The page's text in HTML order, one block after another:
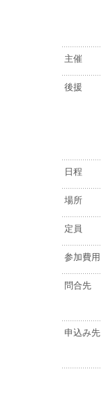
主催
後援
日程
場所
定員
参加費用
問合先
申込み先